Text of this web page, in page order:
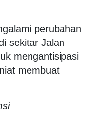
perubahan
sekitar Jalan
mengantisipasi
membuat